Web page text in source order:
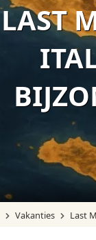
LAST
Vakanties Last